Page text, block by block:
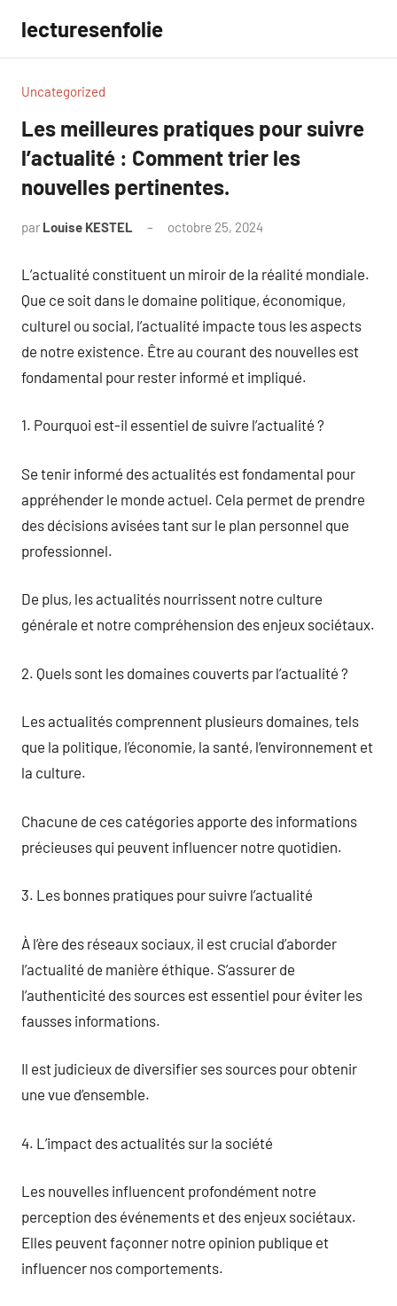
contenu
lecturesenfolie
Uncategorized
Les meilleures pratiques pour suivre
l’actualité : Comment trier les
nouvelles pertinentes.
par Louise KESTEL octobre 25, 2024
L’actualité constituent un miroir de la réalité mondiale.
Que ce soit dans le domaine politique, économique,
culturel ou social, l’actualité impacte tous les aspects
de notre existence. Être au courant des nouvelles est
fondamental pour rester informé et impliqué.
1. Pourquoi est-il essentiel de suivre l’actualité ?
Se tenir informé des actualités est fondamental pour
appréhender le monde actuel. Cela permet de prendre
des décisions avisées tant sur le plan personnel que
professionnel.
De plus, les actualités nourrissent notre culture
générale et notre compréhension des enjeux sociétaux.
2. Quels sont les domaines couverts par l’actualité ?
Les actualités comprennent plusieurs domaines, tels
que la politique, l’économie, la santé, l’environnement et
la culture.
Chacune de ces catégories apporte des informations
précieuses qui peuvent influencer notre quotidien.
3. Les bonnes pratiques pour suivre l’actualité
À l’ère des réseaux sociaux, il est crucial d’aborder
l’actualité de manière éthique. S’assurer de
l’authenticité des sources est essentiel pour éviter les
fausses informations.
Il est judicieux de diversifier ses sources pour obtenir
une vue d’ensemble.
4. L’impact des actualités sur la société
Les nouvelles influencent profondément notre
perception des événements et des enjeux sociétaux.
Elles peuvent façonner notre opinion publique et
influencer nos comportements.